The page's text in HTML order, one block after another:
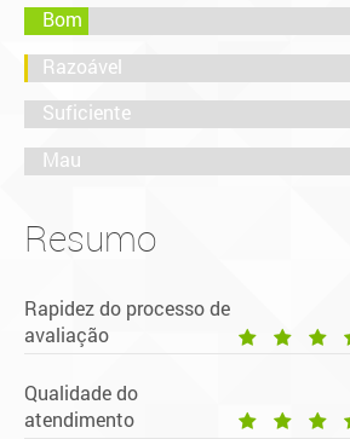
Resumo
Rapidez do processo de
avaliação
Qualidade do
atendimento